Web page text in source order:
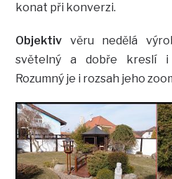
konat při konverzi.
Objektiv věru nedělá
světelný a dobře kreslí i
Rozumný je i rozsah jeho